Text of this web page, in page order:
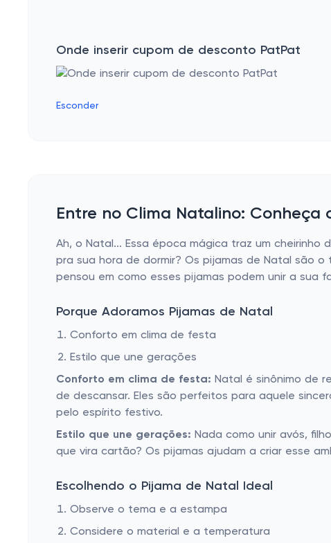
Onde inserir cupom de desconto PatPat
Esconder
Entre no Clima Natalino: Conheça
Ah, o Natal... Essa época mágica traz um
pra sua hora de dormir? Os pijamas de Natal são
pensou em como esses pijamas podem unir a sua
Porque Adoramos Pijamas de Natal
Conforto em clima de festa
Estilo que une gerações
Conforto em clima de festa: Natal é sinônimo de
de descansar. Eles são perfeitos para aquele
pelo espírito festivo.
Estilo que une gerações: Nada como unir avós,
que vira cartão? Os pijamas ajudam a criar esse
Escolhendo o Pijama de Natal Ideal
Observe o tema e a estampa
Considere o material e a temperatura